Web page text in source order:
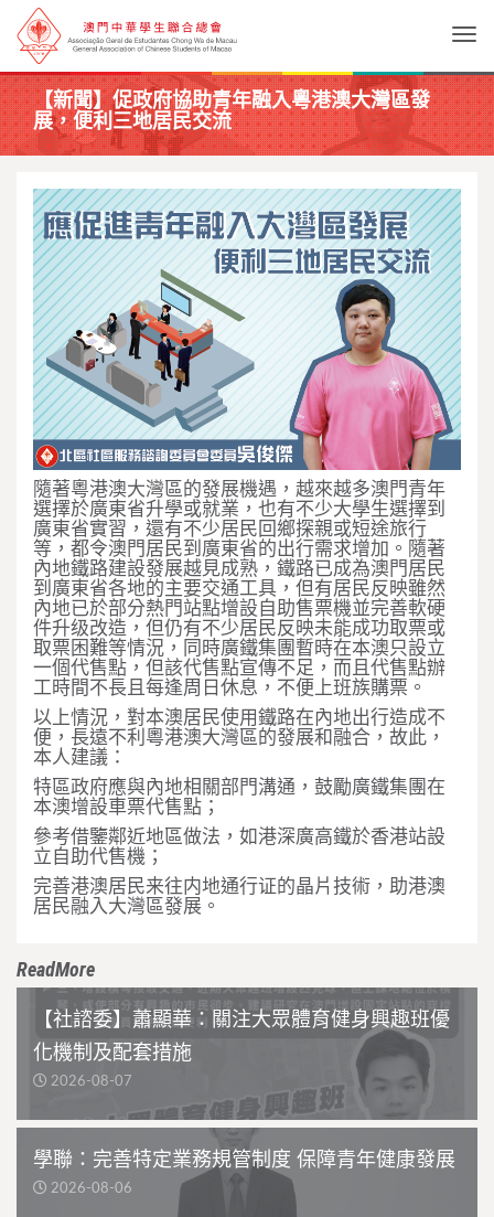
【新聞】促政府協助青年融入粵港澳大灣區發
展，便利三地居民交流
隨著粵港澳大灣區的發展機遇，越來越多澳門青年
選擇於廣東省升學或就業，也有不少大學生選擇到
廣東省實習，還有不少居民回鄉探親或短途旅行
等，都令澳門居民到廣東省的出行需求增加。隨著
內地鐵路建設發展越見成熟，鐵路已成為澳門居民
到廣東省各地的主要交通工具，但有居民反映雖然
內地已於部分熱門站點增設自助售票機並完善軟硬
件升级改造，但仍有不少居民反映未能成功取票或
取票困難等情況，同時廣鐵集團暫時在本澳只設立
一個代售點，但該代售點宣傳不足，而且代售點辦
工時間不長且每逢周日休息，不便上班族購票。
以上情況，對本澳居民使用鐵路在內地出行造成不
便，長遠不利粵港澳大灣區的發展和融合，故此，
本人建議：
特區政府應與內地相關部門溝通，鼓勵廣鐵集團在
本澳增設車票代售點；
參考借鑒鄰近地區做法，如港深廣高鐵於香港站設
立自助代售機；
完善港澳居民来往内地通行证的晶片技術，助港澳
居民融入大灣區發展。
ReadMore
【社諮委】蕭顯華：關注大眾體育健身興趣班優
化機制及配套措施
2026-08-07
學聯：完善特定業務規管制度 保障青年健康發展
2026-08-06